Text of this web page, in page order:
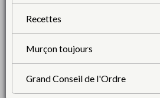
Recettes
Murçon toujours
Grand Conseil de l'Ordre